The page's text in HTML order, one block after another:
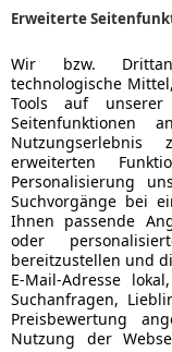
Erweiterte
Wir bzw.
technologische
Tools auf
Seitenfunktionen
erweiterten
Personalisierung
Suchvorgänge bei
Ihnen passende
oder
bereitzustellen und
E-Mail-Adresse
Suchanfragen,
Preisbewertung
Nutzung der
im Vergleich
Plug-in Hybrid